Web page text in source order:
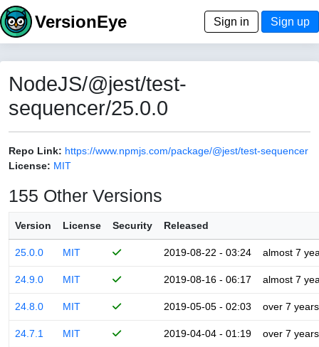
VersionEye Sign in Sign up
NodeJS/@jest/test-
sequencer/25.0.0
Repo Link: https://www.npmjs.com/package/@jest/test-sequencer
License: MIT
155 Other Versions
Version License Security Released
25.0.0 MIT 2019-08-22 - 03:24 almost 7
24.9.0 MIT 2019-08-16 - 06:17 almost 7
24.8.0 MIT 2019-05-05 - 02:03 over 7 years
24.7.1 MIT 2019-04-04 - 01:19 over 7 years